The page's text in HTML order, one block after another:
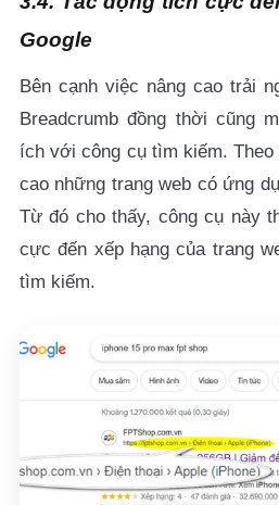
Google
Bên cạnh việc nâng cao trải
Breadcrumb đồng thời cũng
ích với công cụ tìm kiếm. Theo
cao những trang web có ứng
Từ đó cho thấy, công cụ này
cực đến xếp hạng của trang
tìm kiếm.